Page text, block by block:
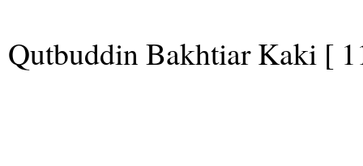
Qutbuddin Bakhtiar Kaki [